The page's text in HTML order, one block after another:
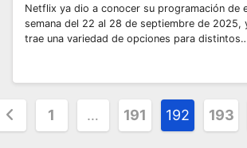
Netflix ya dio a conocer su programación de
semana del 22 al 28 de septiembre de 2025,
trae una variedad de opciones para
1 … 191 192 193